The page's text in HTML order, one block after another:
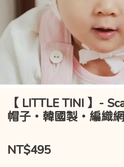
【 LITTLE TINI 】-
帽子・韓國製・編織
NT$495